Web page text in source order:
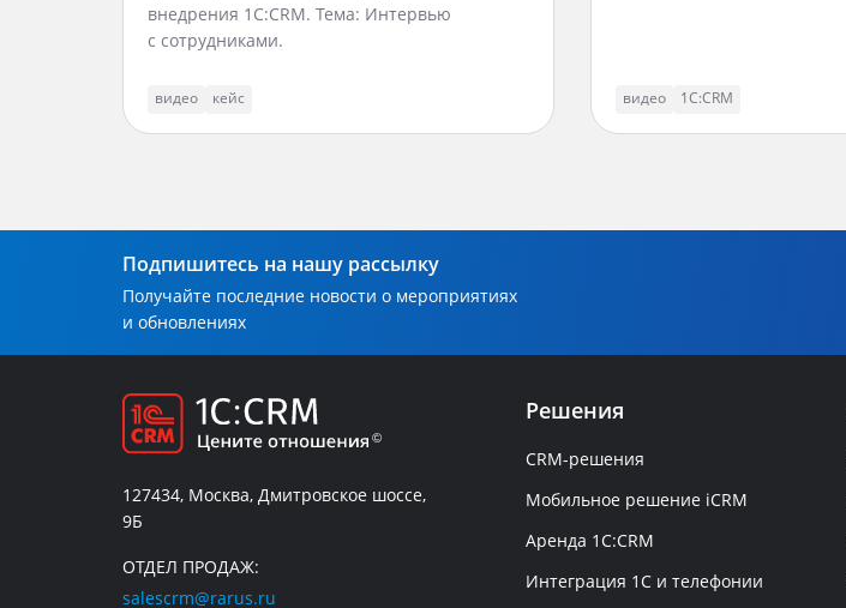
внедрения 1C:CRM. Тема: Интервью
с сотрудниками.
видео кейс видео 1С:CRM
Подпишитесь на нашу рассылку
Получайте последние новости о мероприятиях
и обновлениях
127434, Москва, Дмитровское шоссе,
9Б
ОТДЕЛ ПРОДАЖ:
salescrm@rarus.ru
Решения
CRM-решения
Мобильное решение iCRM
Аренда 1C:CRM
Интеграция 1С и телефонии